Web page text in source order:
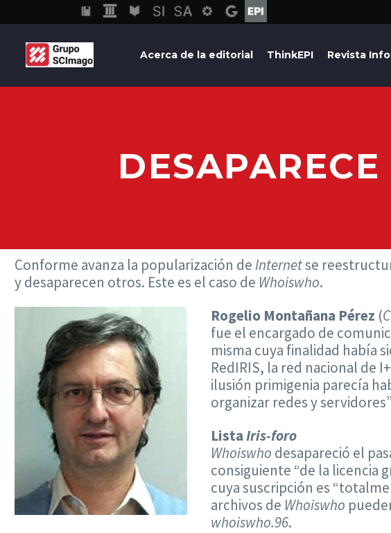
Acerca de la editorial ThinkEPI Revista
Conforme avanza la popularización deInternetse
y desaparecen otros. Este es el caso de Whoiswho.
Rogelio Montañana Pérez (
fue el encargado de
misma cuya finalidad había
RedIRIS, la red nacional de
ilusión primigenia parecía
organizar redes y
ListaIris-foro
Whoiswho desapareció el
consiguiente “de la licencia
cuya suscripción es
archivos de Whoiswho
whoiswho.96.